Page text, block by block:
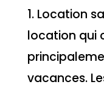
1. Location
location qui
vacances.